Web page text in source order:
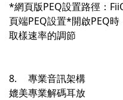
*網頁版PEQ設置路徑：
頁端PEQ設置*開啟PEQ
取樣速率的調節
8.
專業音訊架構
媲美專業解碼耳放